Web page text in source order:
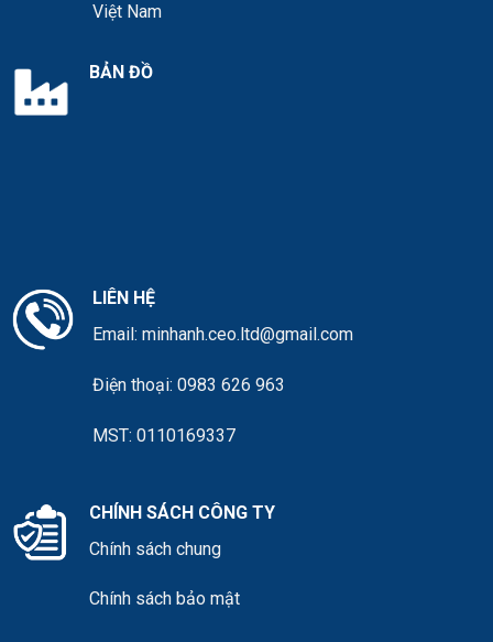
Việt Nam
BẢN ĐỒ
LIÊN HỆ
Email: minhanh.ceo.ltd@gmail.com
Điện thoại: 0983 626 963
MST: 0110169337
CHÍNH SÁCH CÔNG TY
Chính sách chung
Chính sách bảo mật